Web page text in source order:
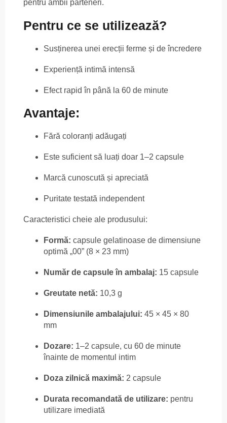
pentru ambii parteneri.
Pentru ce se utilizează?
Susținerea unei erecții ferme și de încredere
Experiență intimă intensă
Efect rapid în până la 60 de minute
Avantaje:
Fără coloranți adăugați
Este suficient să luați doar 1–2 capsule
Marcă cunoscută și apreciată
Puritate testată independent
Caracteristici cheie ale produsului:
Formă: capsule gelatinoase de dimensiune
optimă „00” (8 × 23 mm)
Număr de capsule în ambalaj: 15 capsule
Greutate netă: 10,3 g
Dimensiunile ambalajului: 45 × 45 × 80
mm
Dozare: 1–2 capsule, cu 60 de minute
înainte de momentul intim
Doza zilnică maximă: 2 capsule
Durata recomandată de utilizare: pentru
utilizare imediată